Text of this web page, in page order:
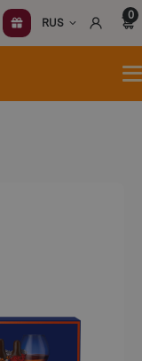
RUS
0